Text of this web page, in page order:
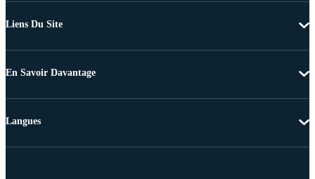
Liens Du Site
En Savoir Davantage
Langues